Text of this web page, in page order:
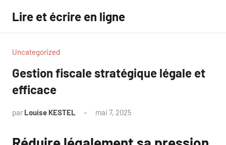
contenu
Lire et écrire en ligne
Uncategorized
Gestion fiscale stratégique légale et
efficace
par Louise KESTEL mai 7, 2025